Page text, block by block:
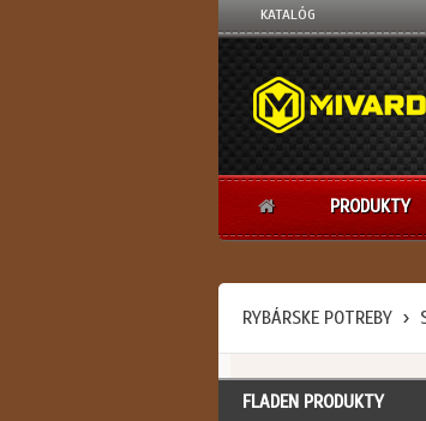
KATALÓG
PRODUKTY
RYBÁRSKE POTREBY
FLADEN PRODUKTY